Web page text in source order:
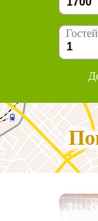
Гостей